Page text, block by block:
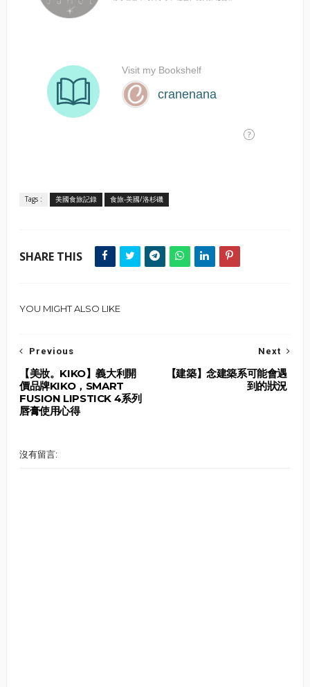
Tags : 美國食旅記錄 食旅-美國/洛杉磯
SHARE THIS
YOU MIGHT ALSO LIKE
Next
【建築】念建築系可能會遇
到的狀況
Previous
【美妝。KIKO】義大利開
價品牌KIKO，SMART
FUSION LIPSTICK 4系列
唇膏使用心得
沒有留言: